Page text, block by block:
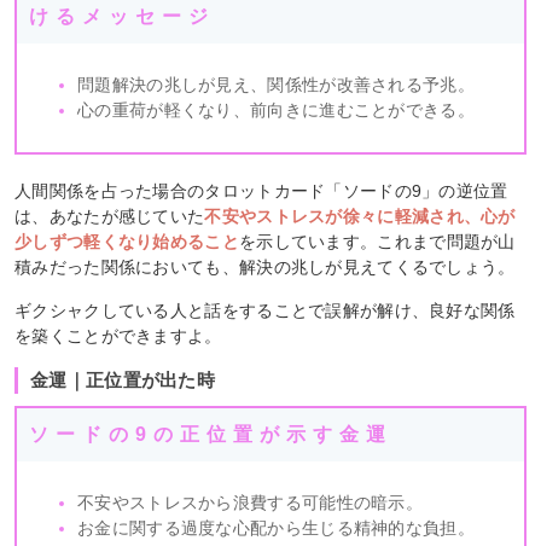
けるメッセージ
問題解決の兆しが見え、関係性が改善される予兆。
心の重荷が軽くなり、前向きに進むことができる。
人間関係を占った場合のタロットカード「ソードの9」の逆位置
は、あなたが感じていた不安やストレスが徐々に軽減され、心が
少しずつ軽くなり始めることを示しています。これまで問題が山
積みだった関係においても、解決の兆しが見えてくるでしょう。
ギクシャクしている人と話をすることで誤解が解け、良好な関係
を築くことができますよ。
金運｜正位置が出た時
ソードの9の正位置が示す金運
不安やストレスから浪費する可能性の暗示。
お金に関する過度な心配から生じる精神的な負担。